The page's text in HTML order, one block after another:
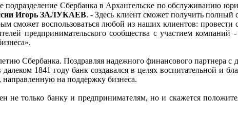
подразделение Сбербанка в Архангельске по обслуживанию
Игорь ЗАЛУКАЕВ. - Здесь клиент сможет получить полный
сможет воспользоваться любой из наших клиентов:
предпринимательского сообщества с участием компаний
Сбербанка. Поздравляя надежного финансового партнера с
1841 году банк создавался в целях воспитательной и
направленную на поддержку бизнеса.
не только банку и предпринимателям, но и скажется